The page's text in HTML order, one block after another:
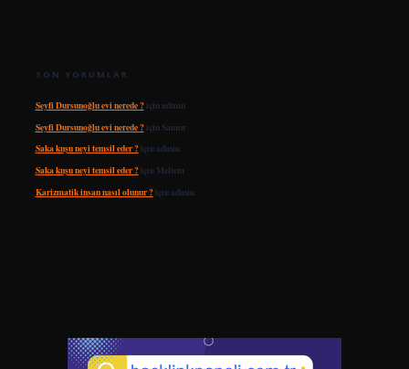
SON YORUMLAR
Seyfi Dursunoğlu evi nerede ?içinadmin
Seyfi Dursunoğlu evi nerede ?içinSamur
Saka kuşu neyi temsil eder ?içinadmin
Saka kuşu neyi temsil eder ?için Meltem
Karizmatik insan nasıl olunur ?içinadmin